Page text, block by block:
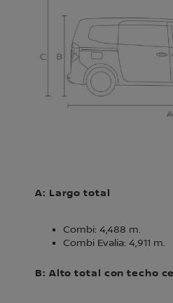
A: Largo total
Combi: 4,488 m.
Combi Evalia: 4,911 m.
B: Alto total con techo